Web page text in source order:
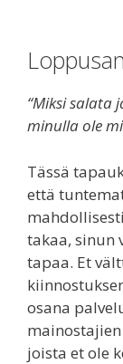
“Miksi salata
minulla ole
Tässä
että
takaa, sinun
tapaa. Et
osana
joista et ole